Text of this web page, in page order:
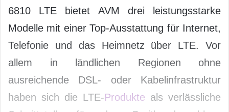
6810 LTE bietet AVM drei leistungsstarke
Modelle mit einer Top-Ausstattung für Internet,
Telefonie und das Heimnetz über LTE. Vor
allem in ländlichen Regionen ohne
ausreichende DSL- oder Kabelinfrastruktur
haben sich die LTE-Produkte als verlässliche